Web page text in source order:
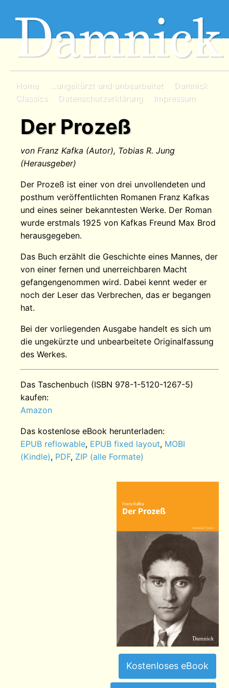
Home …ungekürzt und unbearbeitet
Damnick
Classics
Datenschutzerklärung Impressum
Der Prozeß
von Franz Kafka (Autor), Tobias R. Jung
(Herausgeber)
Der Prozeß ist einer von drei unvollendeten und
posthum veröffentlichten Romanen Franz Kafkas
und eines seiner bekanntesten Werke. Der Roman
wurde erstmals 1925 von Kafkas Freund Max Brod
herausgegeben.
Das Buch erzählt die Geschichte eines Mannes, der
von einer fernen und unerreichbaren Macht
gefangengenommen wird. Dabei kennt weder er
noch der Leser das Verbrechen, das er begangen
hat.
Bei der vorliegenden Ausgabe handelt es sich um
die ungekürzte und unbearbeitete Originalfassung
des Werkes.
Das Taschenbuch (ISBN 978-1-5120-1267-5)
kaufen:
Amazon
Das kostenlose eBook herunterladen:
EPUB reflowable, EPUB fixed layout, MOBI
(Kindle), PDF, ZIP (alle Formate)
Kostenloses eBook